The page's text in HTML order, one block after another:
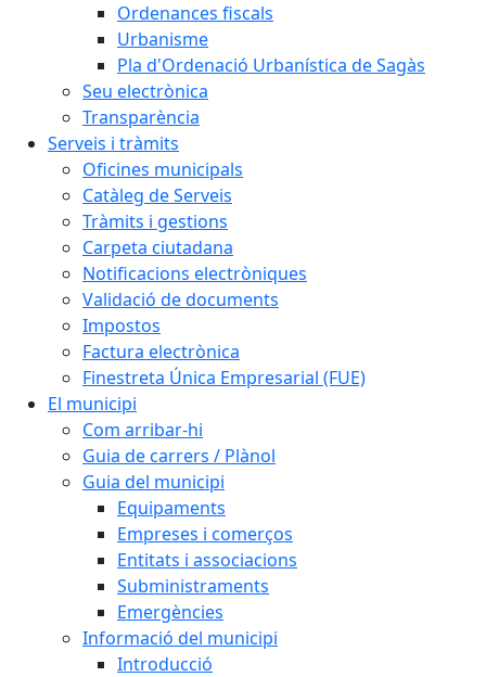
Ordenances fiscals
Urbanisme
Pla d'Ordenació Urbanística de Sagàs
Seu electrònica
Transparència
Serveis i tràmits
Oficines municipals
Catàleg de Serveis
Tràmits i gestions
Carpeta ciutadana
Notificacions electròniques
Validació de documents
Impostos
Factura electrònica
Finestreta Única Empresarial (FUE)
El municipi
Com arribar-hi
Guia de carrers / Plànol
Guia del municipi
Equipaments
Empreses i comerços
Entitats i associacions
Subministraments
Emergències
Informació del municipi
Introducció